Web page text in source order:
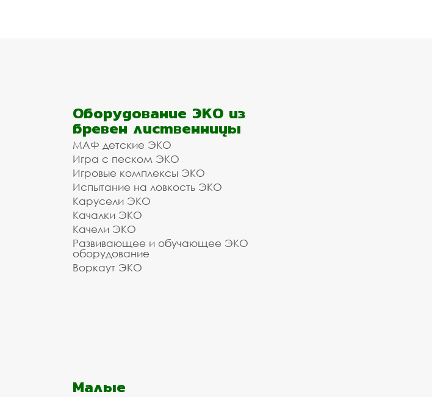
Оборудование ЭКО из
бревен лиственницы
МАФ детские ЭКО
Игра с песком ЭКО
Игровые комплексы ЭКО
Испытание на ловкость ЭКО
Карусели ЭКО
Качалки ЭКО
Качели ЭКО
Развивающее и обучающее ЭКО
оборудование
Воркаут ЭКО
Малые